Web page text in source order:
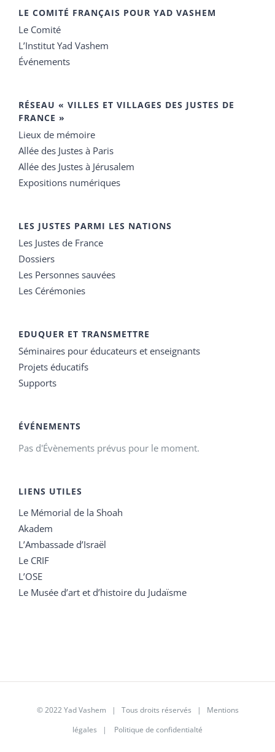
LE COMITÉ FRANÇAIS POUR YAD VASHEM
Le Comité
L’Institut Yad Vashem
Événements
RÉSEAU « VILLES ET VILLAGES DES JUSTES DE
FRANCE »
Lieux de mémoire
Allée des Justes à Paris
Allée des Justes à Jérusalem
Expositions numériques
LES JUSTES PARMI LES NATIONS
Les Justes de France
Dossiers
Les Personnes sauvées
Les Cérémonies
EDUQUER ET TRANSMETTRE
Séminaires pour éducateurs et enseignants
Projets éducatifs
Supports
ÉVÉNEMENTS
Pas d'Évènements prévus pour le moment.
LIENS UTILES
Le Mémorial de la Shoah
Akadem
L’Ambassade d’Israël
Le CRIF
L’OSE
Le Musée d’art et d’histoire du Judaïsme
© 2022 Yad Vashem | Tous droits réservés | Mentions
légales | Politique de confidentialté